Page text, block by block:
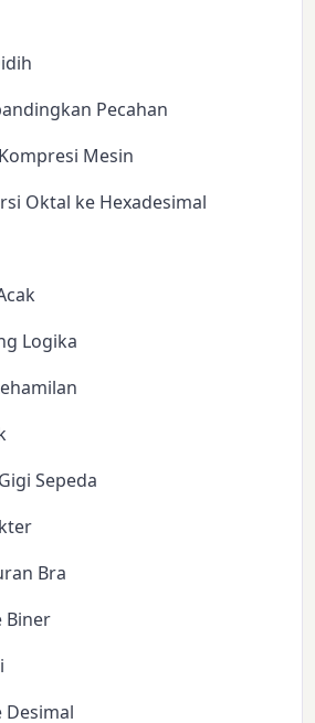
Pecahan
Mesin
Oktal ke Hexadesimal
Logika
Sepeda
Bra
Biner
Desimal